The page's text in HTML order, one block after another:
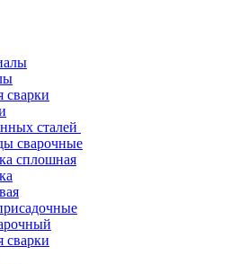
сварки
сталей
сварочные
сплошная
сварки